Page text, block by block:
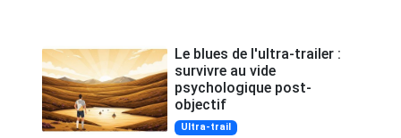
Le blues de l'ultra-trailer :
survivre au vide
psychologique post-
objectif
Ultra-trail